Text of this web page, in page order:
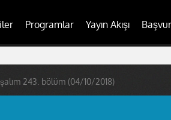
Programlar Yayın Akışı
243. bölüm (04/10/2018)